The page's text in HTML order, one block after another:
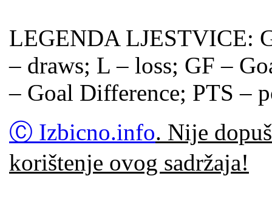
LEGENDA LJESTVICE:
– draws; L – loss; GF –
– Goal Difference; PTS –
Ⓒ Izbicno.info. Nije
korištenje ovog sadržaja!